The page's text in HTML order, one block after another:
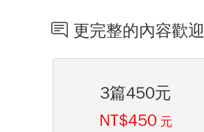
更完整的內容歡
3篇450元
NT$450 元